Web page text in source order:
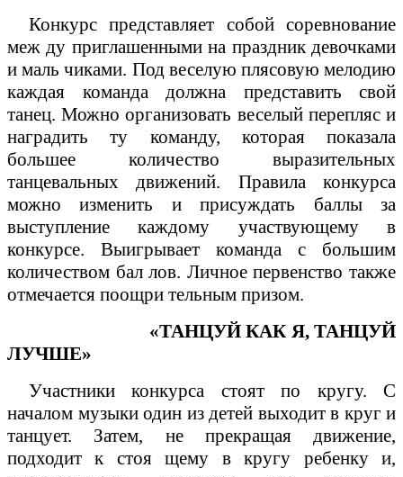
Конкурс представляет собой соревнование
меж ду приглашенными на праздник девочками
и маль чиками. Под веселую плясовую мелодию
каждая команда должна представить свой
танец. Можно организовать веселый перепляс и
наградить ту команду, которая показала
большее количество выразительных
танцевальных движений. Правила конкурса
можно изменить и присуждать баллы за
выступление каждому участвующему в
конкурсе. Выигрывает команда с большим
количеством бал лов. Личное первенство также
отмечается поощри тельным призом.
«ТАНЦУЙ КАК Я, ТАНЦУЙ
ЛУЧШЕ»
Участники конкурса стоят по кругу. С
началом музыки один из детей выходит в круг и
танцует. Затем, не прекращая движение,
подходит к стоя щему в кругу ребенку и,